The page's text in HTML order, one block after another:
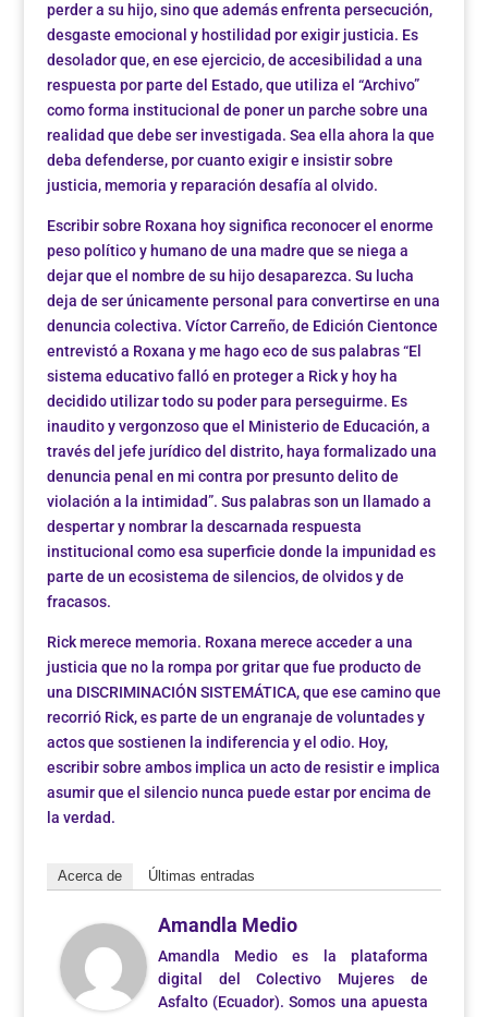
perder a su hijo, sino que además enfrenta persecución,
desgaste emocional y hostilidad por exigir justicia. Es
desolador que, en ese ejercicio, de accesibilidad a una
respuesta por parte del Estado, que utiliza el “Archivo”
como forma institucional de poner un parche sobre una
realidad que debe ser investigada. Sea ella ahora la que
deba defenderse, por cuanto exigir e insistir sobre
justicia, memoria y reparación desafía al olvido.
Escribir sobre Roxana hoy significa reconocer el enorme
peso político y humano de una madre que se niega a
dejar que el nombre de su hijo desaparezca. Su lucha
deja de ser únicamente personal para convertirse en una
denuncia colectiva. Víctor Carreño, de Edición Cientonce
entrevistó a Roxana y me hago eco de sus palabras “El
sistema educativo falló en proteger a Rick y hoy ha
decidido utilizar todo su poder para perseguirme. Es
inaudito y vergonzoso que el Ministerio de Educación, a
través del jefe jurídico del distrito, haya formalizado una
denuncia penal en mi contra por presunto delito de
violación a la intimidad”. Sus palabras son un llamado a
despertar y nombrar la descarnada respuesta
institucional como esa superficie donde la impunidad es
parte de un ecosistema de silencios, de olvidos y de
fracasos.
Rick merece memoria. Roxana merece acceder a una
justicia que no la rompa por gritar que fue producto de
una DISCRIMINACIÓN SISTEMÁTICA, que ese camino que
recorrió Rick, es parte de un engranaje de voluntades y
actos que sostienen la indiferencia y el odio. Hoy,
escribir sobre ambos implica un acto de resistir e implica
asumir que el silencio nunca puede estar por encima de
la verdad.
Acerca de Últimas entradas
Amandla Medio
Amandla Medio es la plataforma
digital del Colectivo Mujeres de
Asfalto (Ecuador). Somos una apuesta